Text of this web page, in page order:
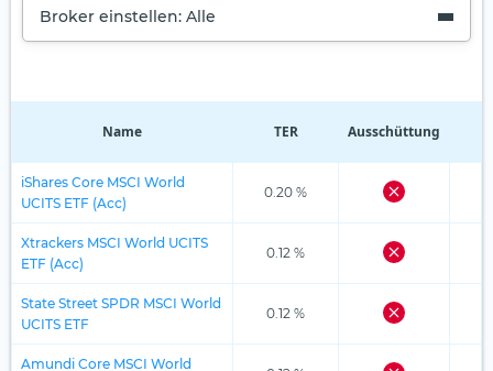
Broker einstellen: Alle
Name TER Ausschüttung
iShares Core MSCI World
UCITS ETF (Acc)
0.20 %
Xtrackers MSCI World UCITS
ETF (Acc)
0.12 %
State Street SPDR MSCI World
UCITS ETF
0.12 %
Amundi Core MSCI World